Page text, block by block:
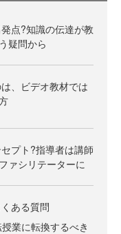
点?知識の伝達が教
疑問から
、ビデオ教材では
プト?指導者は講師
ァシリテーターに
ある質問
業に転換するべき